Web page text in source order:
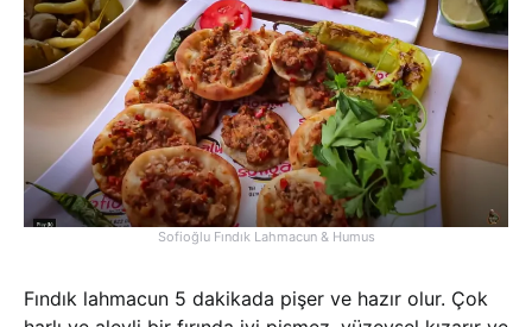
Sofioğlu Fındık Lahmacun & Humus
Fındık lahmacun 5 dakikada pişer ve hazır olur. Çok